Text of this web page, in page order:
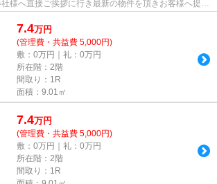
様へ直接ご挨拶に行き最新の物件を頂きお客様へ提供
は...
7.4万円
(管理費・共益費 5,000円)
敷：0万円｜礼：0万円
所在階：2階
間取り：1R
面積：9.01㎡
7.4万円
(管理費・共益費 5,000円)
敷：0万円｜礼：0万円
所在階：2階
間取り：1R